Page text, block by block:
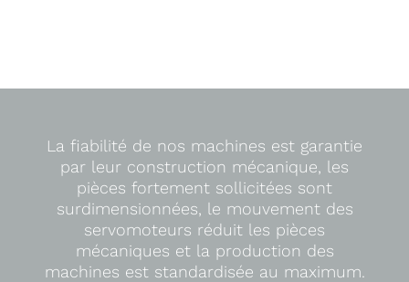
La fiabilité de nos machines est garantie
par leur construction mécanique, les
pièces fortement sollicitées sont
surdimensionnées, le mouvement des
servomoteurs réduit les pièces
mécaniques et la production des
machines est standardisée au maximum.